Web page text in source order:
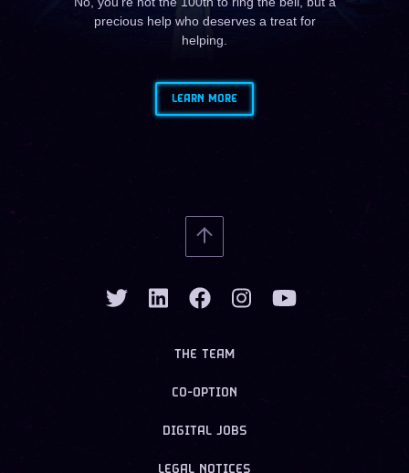
precious help who deserves a treat for
helping.
LEARN MORE
THE TEAM
CO-OPTION
DIGITAL JOBS
LEGAL NOTICES